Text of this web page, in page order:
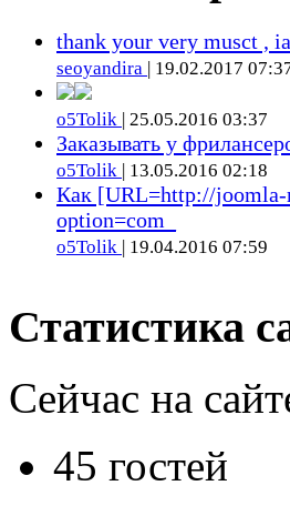
thank your very musct ,
seoyandira | 19.02.2017
o5Tolik | 25.05.2016 03:37
Заказывать у
o5Tolik | 13.05.2016 02:18
Как [URL=http://joomla-
option=com_
o5Tolik | 19.04.2016 07:59
Статистика
Сейчас на
45 гостей